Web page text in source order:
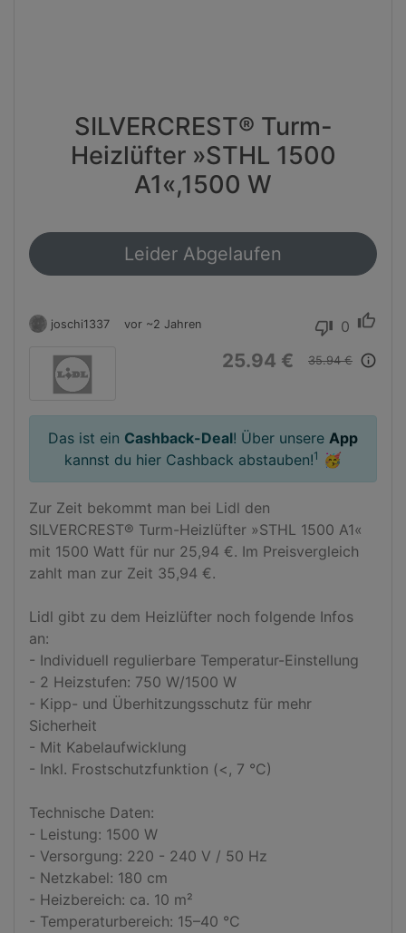
SILVERCREST® Turm-
Heizlüfter »STHL 1500
A1«,1500 W
Leider Abgelaufen
joschi1337 vor ~2 Jahren thumb_down 0 thumb_up
25.94 € 35.94 € info_outline
Das ist ein Cashback-Deal! Über unsere App
kannst du hier Cashback abstauben!1 🥳
Zur Zeit bekommt man bei Lidl den
SILVERCREST® Turm-Heizlüfter »STHL 1500 A1«
mit 1500 Watt für nur 25,94 €. Im Preisvergleich
zahlt man zur Zeit 35,94 €.
Lidl gibt zu dem Heizlüfter noch folgende Infos
an:
- Individuell regulierbare Temperatur-Einstellung
- 2 Heizstufen: 750 W/1500 W
- Kipp- und Überhitzungsschutz für mehr
Sicherheit
- Mit Kabelaufwicklung
- Inkl. Frostschutzfunktion (<, 7 °C)
Technische Daten:
- Leistung: 1500 W
- Versorgung: 220 - 240 V / 50 Hz
- Netzkabel: 180 cm
- Heizbereich: ca. 10 m²
- Temperaturbereich: 15–40 °C